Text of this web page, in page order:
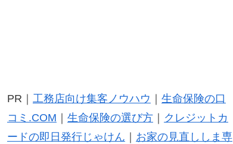
PR｜ 工務店向け集客ノウハウ
生命保険の口
コミ.COM
生命保険の選び方｜
クレジットカ
ードの即日発行じゃけん
お家の見直ししま専